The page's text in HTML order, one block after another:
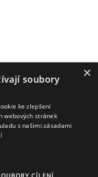
×
soubory
ke zlepšení
webových stránek
s našimi zásadami